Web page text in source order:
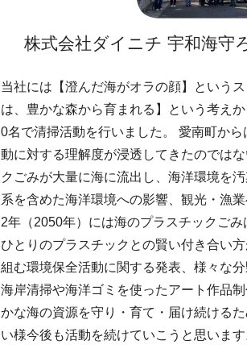
株式会社ダイニチ 宇和海守
当社には【澄んだ海がオラの顔】という
は、豊かな森から育まれる】という考え
0名で清掃活動を行いました。 愛南町か
動に対する理解度が浸透してきたのでは
クごみが大量に海に流出し、海洋環境を
系を含めた海洋環境への影響、観光・漁
2年（2050年）には海のプラスチックご
ひとりのプラスチックとの賢い付き合い
組む環境保全活動に関する発表、様々な
海岸清掃や海洋ゴミを使ったアート作品
かな海の資源を守り・育て・届け続ける
い様今後も活動を続けていこうと思いま